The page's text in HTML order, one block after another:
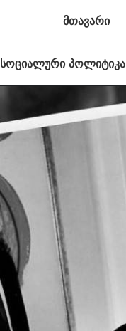
მთავარი
სოციალური პოლიტიკა